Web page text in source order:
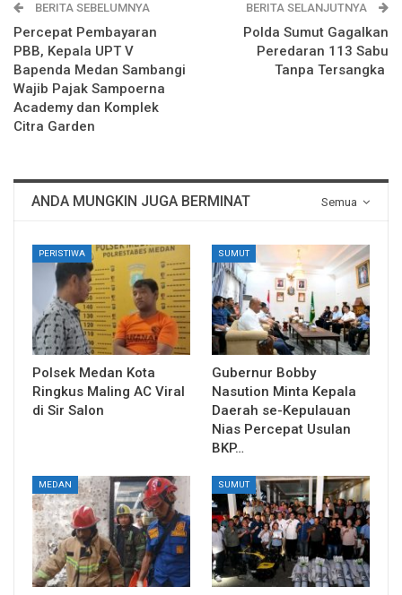
BERITA SEBELUMNYA
Percepat Pembayaran
PBB, Kepala UPT V
Bapenda Medan Sambangi
Wajib Pajak Sampoerna
Academy dan Komplek
Citra Garden
BERITA SELANJUTNYA
Polda Sumut Gagalkan
Peredaran 113 Sabu
Tanpa Tersangka
Semua
ANDA MUNGKIN JUGA BERMINAT
PERISTIWA
Polsek Medan Kota
Ringkus Maling AC Viral
di Sir Salon
SUMUT
Gubernur Bobby
Nasution Minta Kepala
Daerah se-Kepulauan
Nias Percepat Usulan
BKP…
MEDAN SUMUT